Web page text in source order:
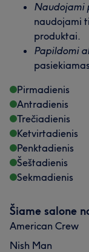
Naudojami
naudojami
produktai.
Papildomi
Pirmadienis
Antradienis
Trečiadienis
Ketvirtadienis
Penktadienis
Šeštadienis
Sekmadienis
Šiame salone
American Crew
Nish Man